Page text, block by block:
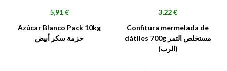
Precio
5,91 €
Azúcar Blanco Pack 10kg
حزمة سكر أبيض
Precio
3,22 €
Confitura mermelada de
dátiles 700g مستخلص التمر
(الرب)